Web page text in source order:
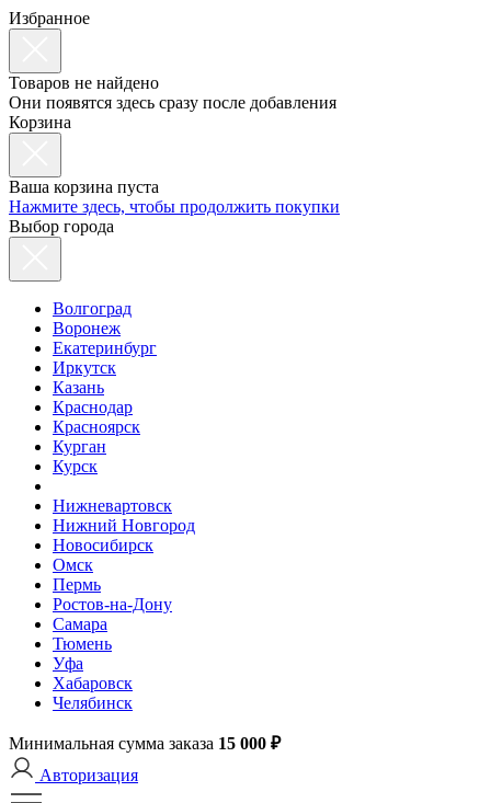
Избранное
Товаров не найдено
Они появятся здесь сразу после добавления
Корзина
Ваша корзина пуста
Нажмите здесь, чтобы продолжить покупки
Выбор города
Волгоград
Воронеж
Екатеринбург
Иркутск
Казань
Краснодар
Красноярск
Курган
Курск
Нижневартовск
Нижний Новгород
Новосибирск
Омск
Пермь
Ростов-на-Дону
Самара
Тюмень
Уфа
Хабаровск
Челябинск
Минимальная сумма заказа 15 000 ₽
Авторизация